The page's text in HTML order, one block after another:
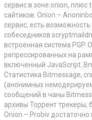
сервис в зоне.onion, плюс
сайтиков. Onion –
сервис, есть
собеседников
встроенная система PGP.
репрессированных на
включенный JavaScript.
Статистика Bitmessage,
(анонимных
сообщений в чаны
архивы Торрент трекеры,
Onion – Probiv